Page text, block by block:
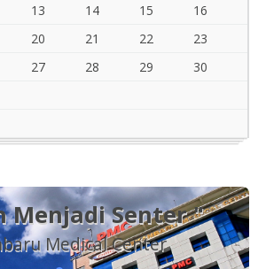
13 14 15
16
20 21 22
23
27 28 29
30
Menjadi Senter "
Medical Center